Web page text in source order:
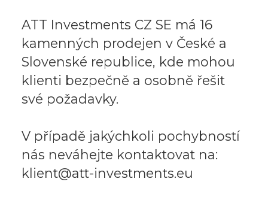
ATT Investments CZ SE má 16
kamenných prodejen v České a
Slovenské republice, kde mohou
klienti bezpečně a osobně řešit
své požadavky.
V případě jakýchkoli pochybností
nás neváhejte kontaktovat na:
klient@att-investments.eu